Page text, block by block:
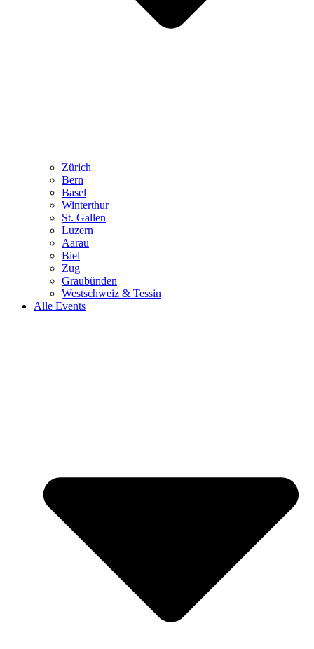
Zürich
Bern
Basel
Winterthur
St. Gallen
Luzern
Aarau
Biel
Zug
Graubünden
Westschweiz & Tessin
Alle Events